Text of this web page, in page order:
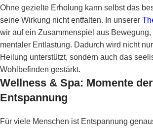
Ohne gezielte Erholung kann selbst das
seine Wirkung nicht entfalten. In unserer
wir auf ein Zusammenspiel aus Bewegung,
mentaler Entlastung. Dadurch wird nicht
Heilung unterstützt, sondern auch das
Wohlbefinden gestärkt.
Wellness & Spa: Momente der
Entspannung
Für viele Menschen ist Entspannung